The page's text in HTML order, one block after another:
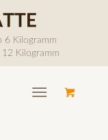
6 Kilogramm
Kilogramm